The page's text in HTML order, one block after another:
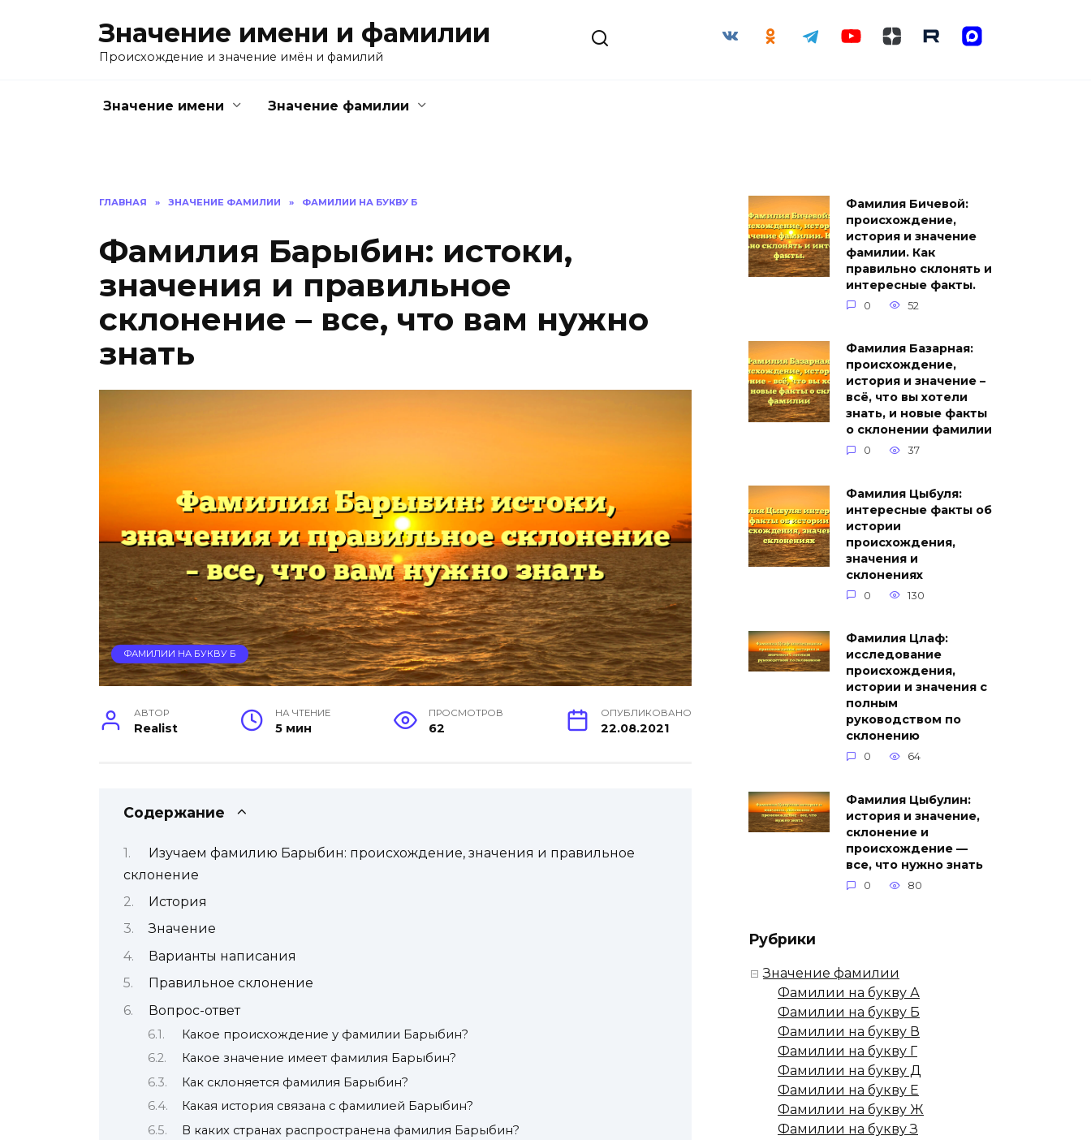
Значение имени и фамилии
Происхождение и значение имён и фамилий
Значение имени Значение фамилии
ГЛАВНАЯ » ЗНАЧЕНИЕ ФАМИЛИИ » ФАМИЛИИ НА БУКВУ Б
Фамилия Барыбин: истоки,
значения и правильное
склонение – все, что вам нужно
знать
ФАМИЛИИ НА БУКВУ Б
АВТОР
Realist
НА ЧТЕНИЕ
5 мин
ПРОСМОТРОВ
62
ОПУБЛИКОВАНО
22.08.2021
Содержание
Изучаем фамилию Барыбин: происхождение, значения и правильное
склонение
История
Значение
Варианты написания
Правильное склонение
Вопрос-ответ
Какое происхождение у фамилии Барыбин?
Какое значение имеет фамилия Барыбин?
Как склоняется фамилия Барыбин?
Какая история связана с фамилией Барыбин?
В каких странах распространена фамилия Барыбин?
Фамилия Бичевой:
происхождение,
история и значение
фамилии. Как
правильно склонять и
интересные факты.
0 52
Фамилия Базарная:
происхождение,
история и значение –
всё, что вы хотели
знать, и новые факты
о склонении фамилии
0 37
Фамилия Цыбуля:
интересные факты об
истории
происхождения,
значения и
склонениях
0 130
Фамилия Цлаф:
исследование
происхождения,
истории и значения с
полным
руководством по
склонению
0 64
Фамилия Цыбулин:
история и значение,
склонение и
происхождение —
все, что нужно знать
0 80
Рубрики
Значение фамилии
Фамилии на букву А
Фамилии на букву Б
Фамилии на букву В
Фамилии на букву Г
Фамилии на букву Д
Фамилии на букву Е
Фамилии на букву Ж
Фамилии на букву З